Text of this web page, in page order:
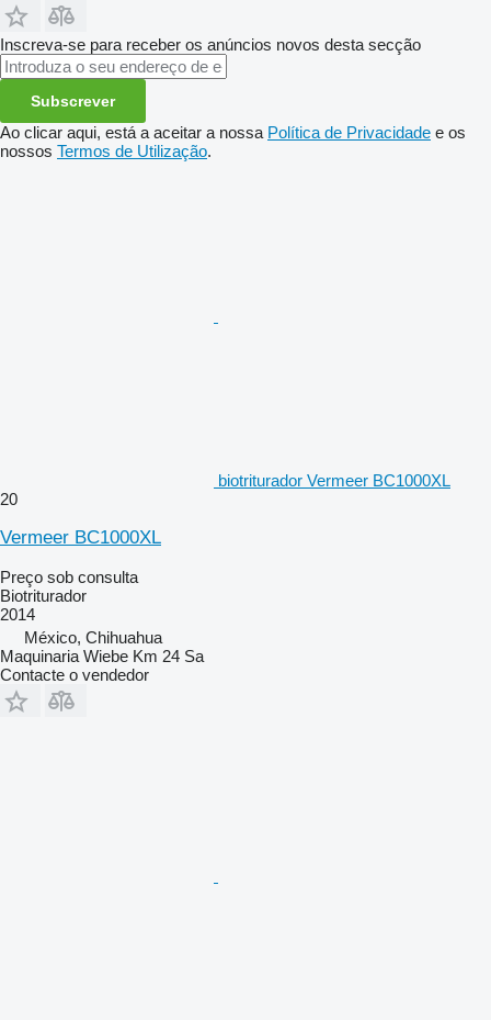
Inscreva-se para receber os anúncios novos desta secção
Subscrever
Ao clicar aqui, está a aceitar a nossa Política de Privacidade e os
nossos Termos de Utilização.
biotriturador Vermeer BC1000XL
20
Vermeer BC1000XL
Preço sob consulta
Biotriturador
2014
México, Chihuahua
Maquinaria Wiebe Km 24 Sa
Contacte o vendedor